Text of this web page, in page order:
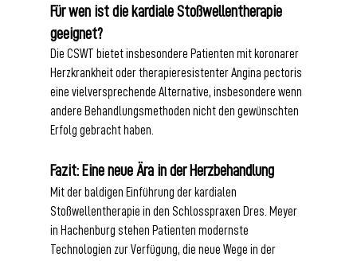
Für wen ist die kardiale Stoßwellentherapie
geeignet?
Die CSWT bietet insbesondere Patienten mit koronarer
Herzkrankheit oder therapieresistenter Angina pectoris
eine vielversprechende Alternative, insbesondere wenn
andere Behandlungsmethoden nicht den gewünschten
Erfolg gebracht haben.
Fazit: Eine neue Ära in der Herzbehandlung
Mit der baldigen Einführung der kardialen
Stoßwellentherapie in den Schlosspraxen Dres. Meyer
in Hachenburg stehen Patienten modernste
Technologien zur Verfügung, die neue Wege in der